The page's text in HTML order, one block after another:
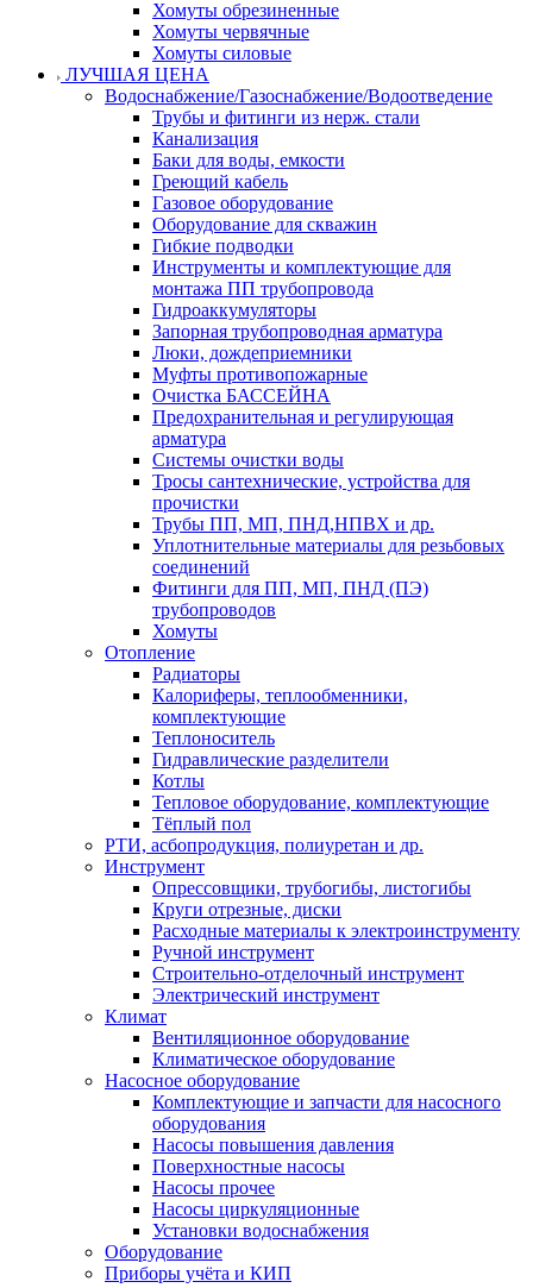
Хомуты обрезиненные
Хомуты червячные
Хомуты силовые
ЛУЧШАЯ ЦЕНА
Водоснабжение/Газоснабжение/Водоотведение
Трубы и фитинги из нерж. стали
Канализация
Баки для воды, емкости
Греющий кабель
Газовое оборудование
Оборудование для скважин
Гибкие подводки
Инструменты и комплектующие для
монтажа ПП трубопровода
Гидроаккумуляторы
Запорная трубопроводная арматура
Люки, дождеприемники
Муфты противопожарные
Очистка БАССЕЙНА
Предохранительная и регулирующая
арматура
Системы очистки воды
Тросы сантехнические, устройства для
прочистки
Трубы ПП, МП, ПНД,НПВХ и др.
Уплотнительные материалы для резьбовых
соединений
Фитинги для ПП, МП, ПНД (ПЭ)
трубопроводов
Хомуты
Отопление
Радиаторы
Калориферы, теплообменники,
комплектующие
Теплоноситель
Гидравлические разделители
Котлы
Тепловое оборудование, комплектующие
Тёплый пол
РТИ, асбопродукция, полиуретан и др.
Инструмент
Опрессовщики, трубогибы, листогибы
Круги отрезные, диски
Расходные материалы к электроинструменту
Ручной инструмент
Строительно-отделочный инструмент
Электрический инструмент
Климат
Вентиляционное оборудование
Климатическое оборудование
Насосное оборудование
Комплектующие и запчасти для насосного
оборудования
Насосы повышения давления
Поверхностные насосы
Насосы прочее
Насосы циркуляционные
Установки водоснабжения
Оборудование
Приборы учёта и КИП